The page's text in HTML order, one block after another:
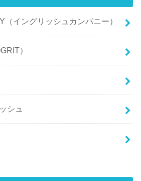
（イングリッシュカンパニー）
）
シュ